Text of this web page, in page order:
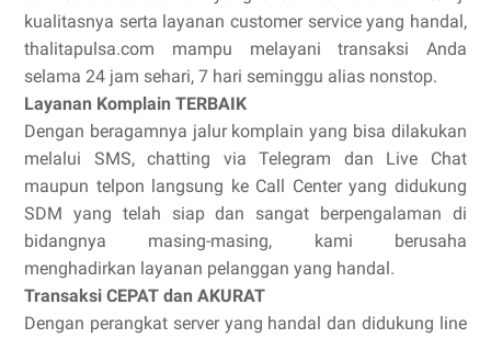
kualitasnya serta layanan customer service yang handal,
thalitapulsa.com mampu melayani transaksi Anda
selama 24 jam sehari, 7 hari seminggu alias nonstop.
Layanan Komplain TERBAIK
Dengan beragamnya jalur komplain yang bisa dilakukan
melalui SMS, chatting via Telegram dan Live Chat
maupun telpon langsung ke Call Center yang didukung
SDM yang telah siap dan sangat berpengalaman di
bidangnya masing-masing, kami berusaha
menghadirkan layanan pelanggan yang handal.
Transaksi CEPAT dan AKURAT
Dengan perangkat server yang handal dan didukung line